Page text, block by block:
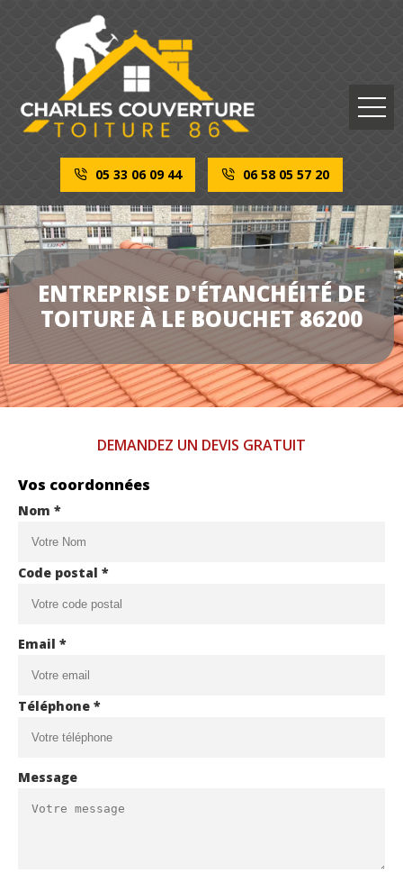
05 33 06 09 44 06 58 05 57 20
ENTREPRISE D'ÉTANCHÉITÉ DE
TOITURE À LE BOUCHET 86200
DEMANDEZ UN DEVIS GRATUIT
Vos coordonnées
Nom *
Code postal *
Email *
Téléphone *
Message